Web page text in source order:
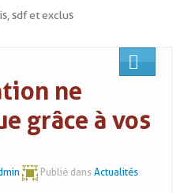
sdf et exclus
ne
grâce à vos
Publié dansActualités